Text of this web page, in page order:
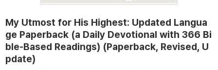
My Utmost for His Highest: Updated Langua
ge Paperback (a Daily Devotional with 366 Bi
ble-Based Readings) (Paperback, Revised, U
pdate)